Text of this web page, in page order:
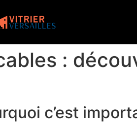
:
c’est